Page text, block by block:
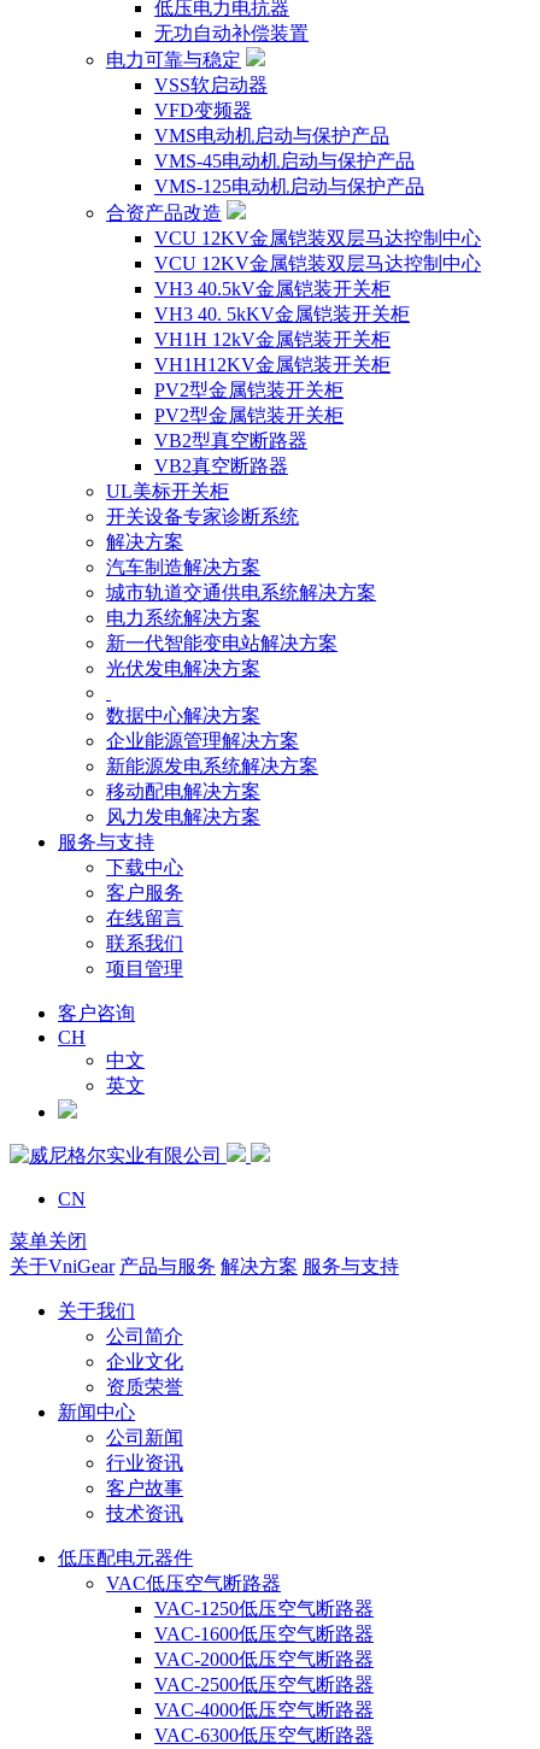
低压电力电抗器
无功自动补偿装置
电力可靠与稳定
VSS软启动器
VFD变频器
VMS电动机启动与保护产品
VMS-45电动机启动与保护产品
VMS-125电动机启动与保护产品
合资产品改造
VCU 12KV金属铠装双层马达控制中心
VCU 12KV金属铠装双层马达控制中心
VH3 40.5kV金属铠装开关柜
VH3 40. 5kKV金属铠装开关柜
VH1H 12kV金属铠装开关柜
VH1H12KV金属铠装开关柜
PV2型金属铠装开关柜
PV2型金属铠装开关柜
VB2型真空断路器
VB2真空断路器
UL美标开关柜
开关设备专家诊断系统
解决方案
汽车制造解决方案
城市轨道交通供电系统解决方案
电力系统解决方案
新一代智能变电站解决方案
光伏发电解决方案
数据中心解决方案
企业能源管理解决方案
新能源发电系统解决方案
移动配电解决方案
风力发电解决方案
服务与支持
下载中心
客户服务
在线留言
联系我们
项目管理
客户咨询
CH
中文
英文
CN
菜单关闭
关于VniGear 产品与服务 解决方案 服务与支持
关于我们
公司简介
企业文化
资质荣誉
新闻中心
公司新闻
行业资讯
客户故事
技术资讯
低压配电元器件
VAC低压空气断路器
VAC-1250低压空气断路器
VAC-1600低压空气断路器
VAC-2000低压空气断路器
VAC-2500低压空气断路器
VAC-4000低压空气断路器
VAC-6300低压空气断路器